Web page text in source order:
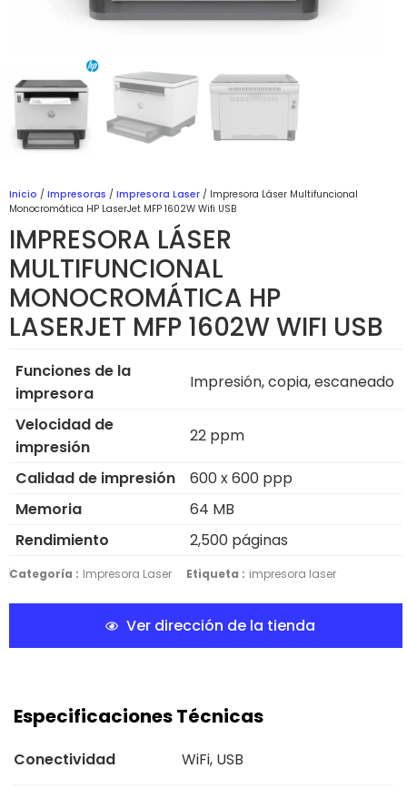
Inicio / Impresoras / Impresora Laser / Impresora Láser Multifuncional
Monocromática HP LaserJet MFP 1602W Wifi USB
IMPRESORA LÁSER
MULTIFUNCIONAL
MONOCROMÁTICA HP
LASERJET MFP 1602W WIFI USB
Funciones de la
impresora
Impresión, copia, escaneado
Velocidad de
impresión
22 ppm
Calidad de impresión
600 x 600 ppp
Memoria
64 MB
Rendimiento
2,500 páginas
Categoría : Impresora Laser Etiqueta : impresora laser
Ver dirección de la tienda
Especificaciones Técnicas
Conectividad WiFi, USB